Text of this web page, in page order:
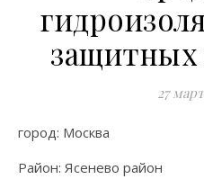
27
город: Москва
Район: Ясенево район